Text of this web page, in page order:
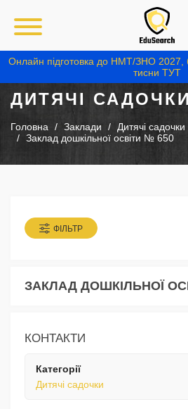
Онлайн підготовка до НМТ/ЗНО 2027,
тисни ТУТ
ДИТЯЧІ САДОЧКИ
Головна Заклади
Дитячі садочки
Заклад дошкільної освіти № 650
ФІЛЬТР
ЗАКЛАД ДОШКІЛЬНОЇ
КОНТАКТИ
Категорії
Дитячі садочки